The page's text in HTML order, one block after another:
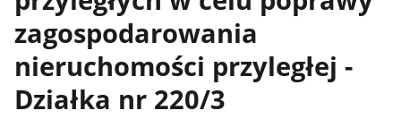
zagospodarowania
nieruchomości przyległej -
Działka nr 220/3